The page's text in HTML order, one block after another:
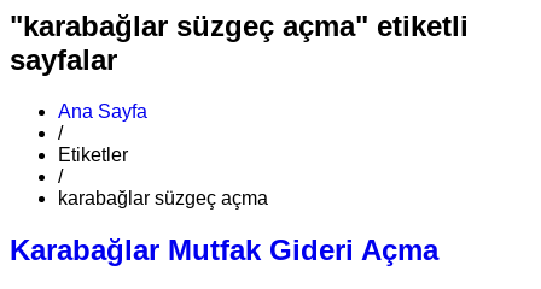
"karabağlar süzgeç açma" etiketli
sayfalar
Ana Sayfa
/
Etiketler
/
karabağlar süzgeç açma
Karabağlar Mutfak Gideri Açma